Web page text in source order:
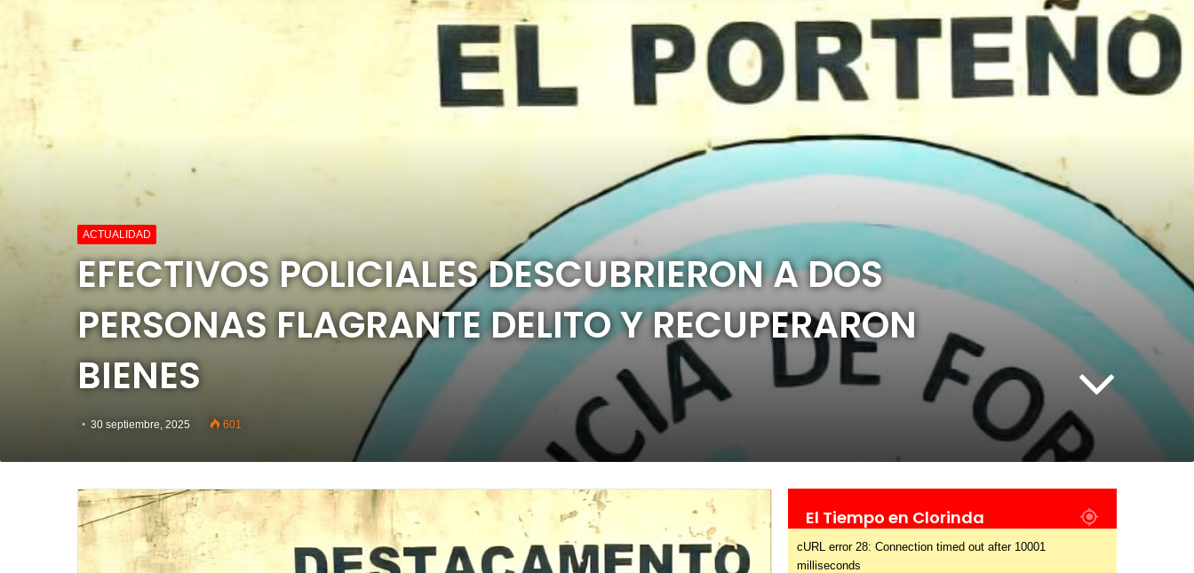
ACTUALIDAD
EFECTIVOS POLICIALES DESCUBRIERON A DOS
PERSONAS FLAGRANTE DELITO Y RECUPERARON
BIENES
30 septiembre, 2025 601
El Tiempo en Clorinda
cURL error 28: Connection timed out after 10001
milliseconds